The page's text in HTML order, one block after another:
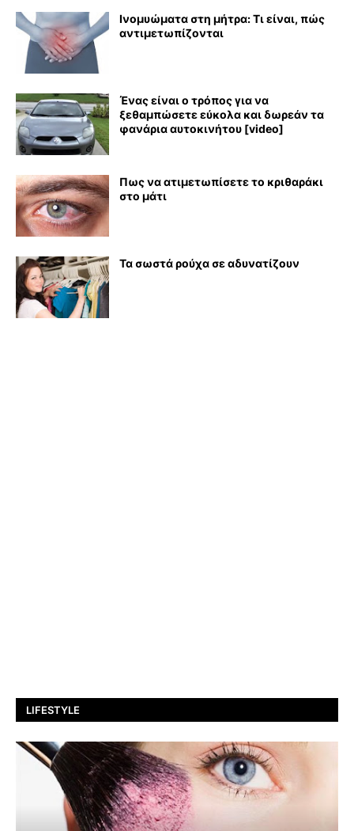
Ινομυώματα στη μήτρα: Τι είναι, πώς
αντιμετωπίζονται
Ένας είναι ο τρόπος για να
ξεθαμπώσετε εύκολα και δωρεάν τα
φανάρια αυτοκινήτου [video]
Πως να ατιμετωπίσετε το κριθαράκι
στο μάτι
Τα σωστά ρούχα σε αδυνατίζουν
LIFESTYLE